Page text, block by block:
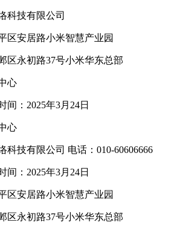
科技有限公司
区安居路小米智慧产业园
区永初路37号小米华东总部
心
间：2025年3月24日
心
科技有限公司 电话：010-60606666
间：2025年3月24日
区安居路小米智慧产业园
区永初路37号小米华东总部